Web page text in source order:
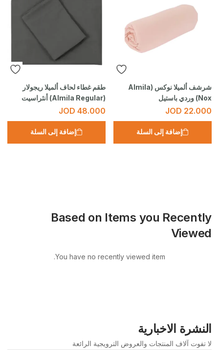
شرشف ألميلا نوكس (Almila
Nox) وردي باستيل
JOD 22.000
إضافة إلى السلة
طقم غطاء لحاف ألميلا ريجولار
(Almila Regular) أنثراسيت
JOD 48.000
إضافة إلى السلة
Based on Items you Recently
Viewed
You have no recently viewed item.
النشرة الاخبارية
لا تفوت آلاف المنتجات والعروض الترويجية الرائعة